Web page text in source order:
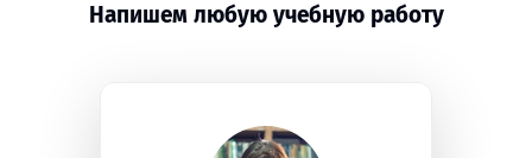
Напишем любую учебную работу